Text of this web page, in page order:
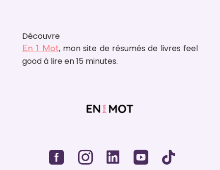
Découvre
En 1 Mot, mon site de résumés de livres feel
good à lire en 15 minutes.
    